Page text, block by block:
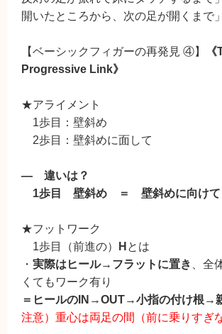
開いたところから、次の足が開くまで」
【ベーシックフィガーの再発見 ④】
Progressive Link》
★アライメント
1歩目：壁斜め
2歩目：壁斜めに面して
― 違いは？
1歩目 壁斜め ＝ 壁斜めに向けて
★フットワーク
1歩目（前進の）
H とは
・ 実際はヒール→フラットに置き
、全
くてもワーク有り
＝ヒールのIN→OUT→小指の付け根→
注意）重心は両足の間（前に乗りすぎ